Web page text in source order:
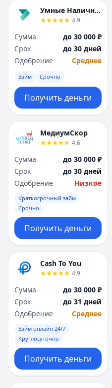
Умные Наличные
4.9
Сумма
до 30 000 ₽
Срок
до 30 дней
Одобрение
Среднее
Займ Срочно
Получить деньги
МедиумСкор
4.6
Сумма
до 30 000 ₽
Срок
до 30 дней
Одобрение
Низкое
Краткосрочный займ
Срочно
Получить деньги
Cash To You
4.9
Сумма
до 30 000 ₽
Срок
до 31 дней
Одобрение
Среднее
Займ онлайн 24/7
Круглосуточно
Получить деньги